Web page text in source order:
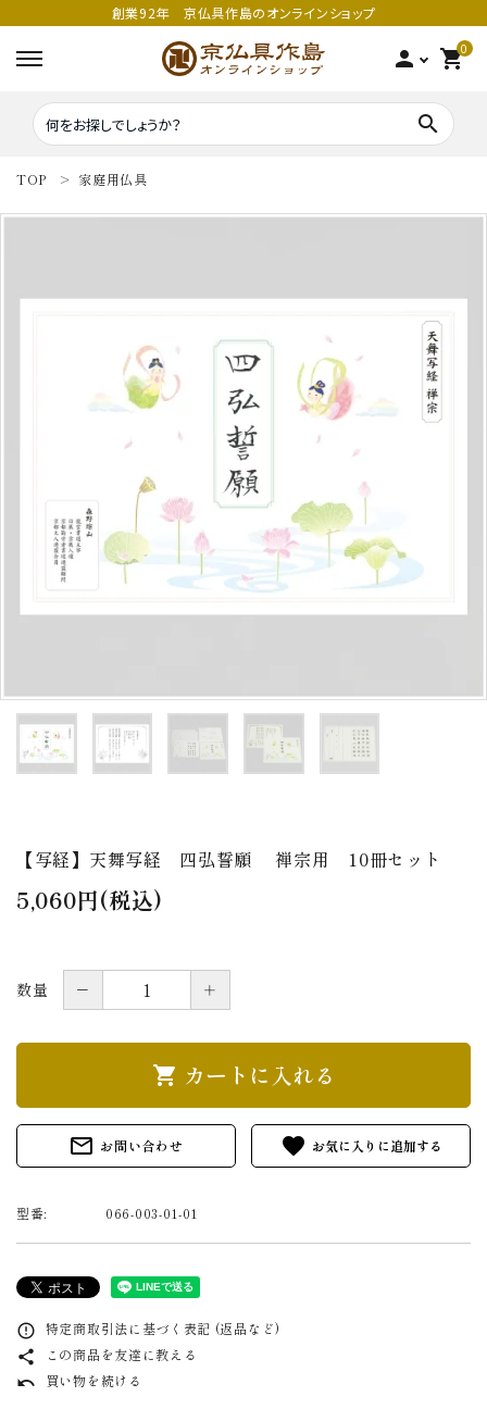
創業92年 京仏具作島のオンラインショップ
person 0
shopping_cart
search
印金
ご利用ガイド
プライバシーポリシー
お問い合わせ
TOP 家庭用仏具
【写経】天舞写経 四弘誓願 禅宗用 10冊セット
5,060円(税込)
数量 － ＋
shopping_cart カートに入れる
mail_outline お問い合わせ favorite
型番: 066-003-01-01
error_outline 特定商取引法に基づく表記 (返品など)
share この商品を友達に教える
undo 買い物を続ける